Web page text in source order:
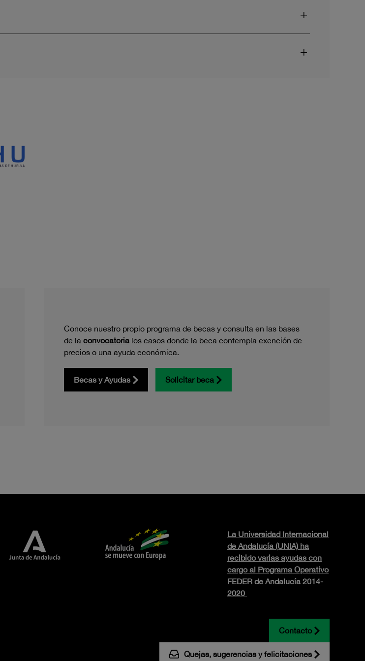
Conoce nuestro propio programa de becas y consulta en las bases
de la convocatoria los casos donde la beca contempla exención de
precios o una ayuda económica.
Becas y Ayudas Solicitar beca
La Universidad Internacional
de Andalucía (UNIA) ha
recibido varias ayudas con
cargo al Programa Operativo
FEDER de Andalucía 2014-
2020
Contacto
Quejas, sugerencias y felicitaciones